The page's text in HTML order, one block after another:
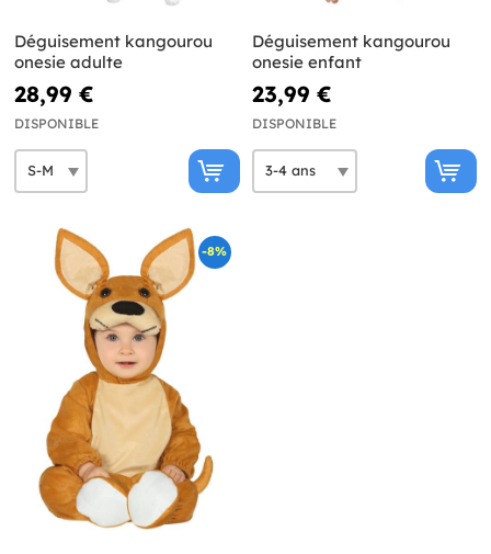
Déguisement kangourou
onesie adulte
28,99 €
DISPONIBLE
Déguisement kangourou
onesie enfant
23,99 €
DISPONIBLE
-8%